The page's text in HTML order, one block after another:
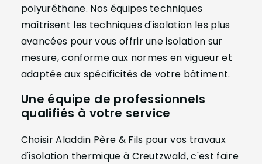
polyuréthane. Nos équipes techniques
maîtrisent les techniques d'isolation les plus
avancées pour vous offrir une isolation sur
mesure, conforme aux normes en vigueur et
adaptée aux spécificités de votre bâtiment.
Une équipe de professionnels
qualifiés à votre service
Choisir Aladdin Père & Fils pour vos travaux
d'isolation thermique à Creutzwald, c'est faire